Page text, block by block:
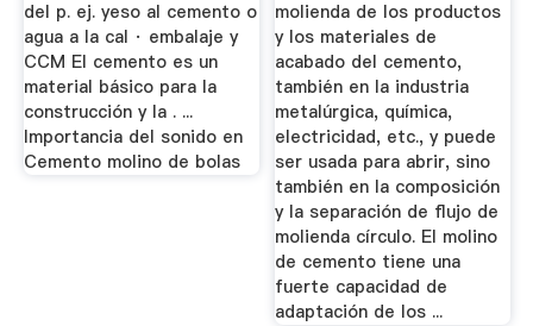
del p. ej. yeso al cemento o
agua a la cal · embalaje y
CCM El cemento es un
material básico para la
construcción y la . ...
Importancia del sonido en
Cemento molino de bolas
molienda de los productos
y los materiales de
acabado del cemento,
también en la industria
metalúrgica, química,
electricidad, etc., y puede
ser usada para abrir, sino
también en la composición
y la separación de flujo de
molienda círculo. El molino
de cemento tiene una
fuerte capacidad de
adaptación de los ...